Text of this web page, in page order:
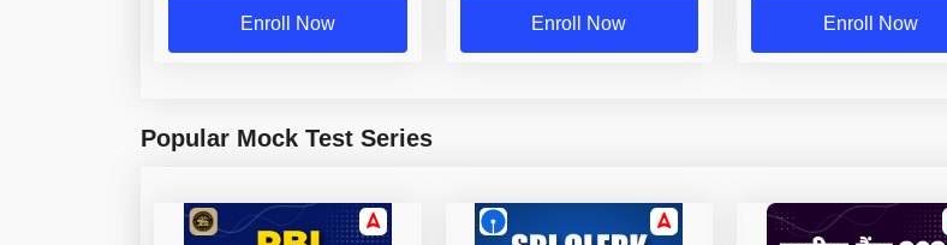
Enroll Now Enroll Now Enroll Now
Popular Mock Test Series